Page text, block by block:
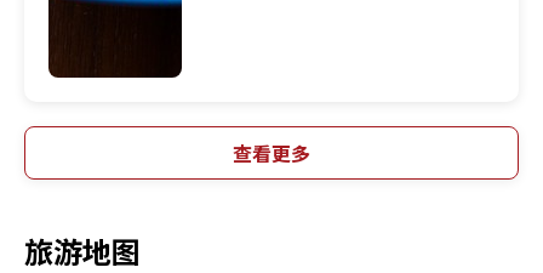
查看更多
旅游地图